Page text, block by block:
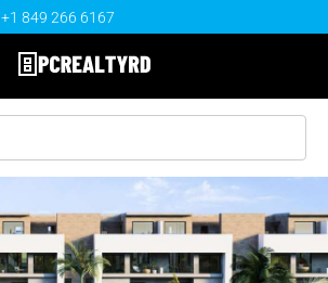
+1 849 266 6167